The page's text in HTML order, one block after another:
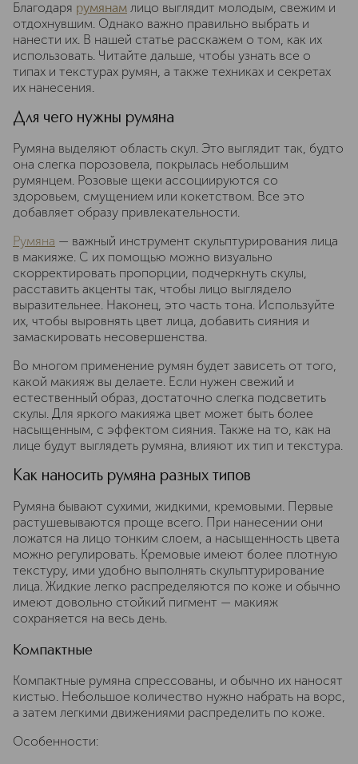
Благодаря румянам лицо выглядит молодым, свежим и
отдохнувшим. Однако важно правильно выбрать и
нанести их. В нашей статье расскажем о том, как их
использовать. Читайте дальше, чтобы узнать все о
типах и текстурах румян, а также техниках и секретах
их нанесения.
Для чего нужны румяна
Румяна выделяют область скул. Это выглядит так, будто
она слегка порозовела, покрылась небольшим
румянцем. Розовые щеки ассоциируются со
здоровьем, смущением или кокетством. Все это
добавляет образу привлекательности.
Румяна — важный инструмент скульптурирования лица
в макияже. С их помощью можно визуально
скорректировать пропорции, подчеркнуть скулы,
расставить акценты так, чтобы лицо выглядело
выразительнее. Наконец, это часть тона. Используйте
их, чтобы выровнять цвет лица, добавить сияния и
замаскировать несовершенства.
Во многом применение румян будет зависеть от того,
какой макияж вы делаете. Если нужен свежий и
естественный образ, достаточно слегка подсветить
скулы. Для яркого макияжа цвет может быть более
насыщенным, с эффектом сияния. Также на то, как на
лице будут выглядеть румяна, влияют их тип и текстура.
Как наносить румяна разных типов
Румяна бывают сухими, жидкими, кремовыми. Первые
растушевываются проще всего. При нанесении они
ложатся на лицо тонким слоем, а насыщенность цвета
можно регулировать. Кремовые имеют более плотную
текстуру, ими удобно выполнять скульптурирование
лица. Жидкие легко распределяются по коже и обычно
имеют довольно стойкий пигмент — макияж
сохраняется на весь день.
Компактные
Компактные румяна спрессованы, и обычно их наносят
кистью. Небольшое количество нужно набрать на ворс,
а затем легкими движениями распределить по коже.
Особенности: